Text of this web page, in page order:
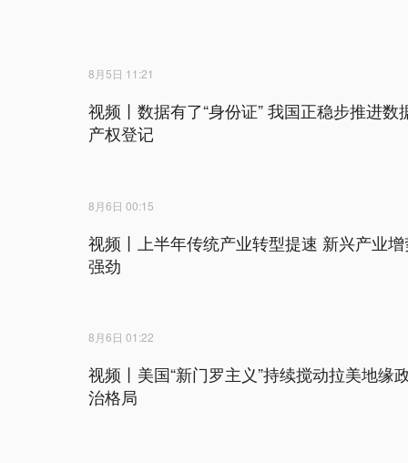
8月5日 11:21
视频丨数据有了“身份证” 我国正稳步推进数
产权登记
8月6日 00:15
视频丨上半年传统产业转型提速 新兴产业
强劲
8月6日 01:22
视频丨美国“新门罗主义”持续搅动拉美地缘
治格局